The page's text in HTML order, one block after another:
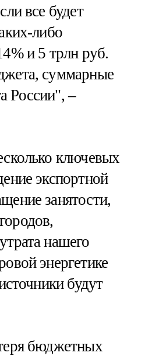
все будет
либо
и 5 трлн руб.
суммарные
России", –
ключевых
экспортной
занятости,
нашего
энергетике
будут
бюджетных